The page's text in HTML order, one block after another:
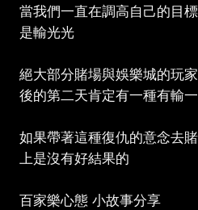
當我們一直在調高自己的目
是輸光光
絕大部分賭場與娛樂城的玩
後的第二天肯定有一種有輸
如果帶著這種復仇的意念去
上是沒有好結果的
百家樂心態 小故事分享